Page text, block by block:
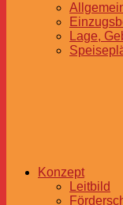
Lage,
Konzept
Leitbild